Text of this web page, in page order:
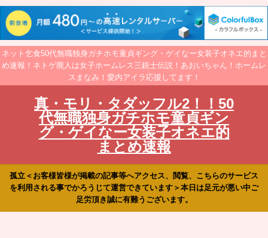
ネット乞食50代無職独身ガチホモ童貞ギング・ゲイなー女装子オネエ的まと
め速報！ネトゲ廃人は女子ホームレス三銃士伝説！あおいちゃん！ホームレ
スまなみ！愛内アイラ応援してます！
真・モリ・タダッフル2！！50
代無職独身ガチホモ童貞ギン
グ・ゲイなー女装子オネエ的
まとめ速報
孤立＜お客様皆様が掲載の記事等へアクセス、閲覧、こちらのサービス
を利用される事でかろうじて運営できています＞本日は足元が悪い中ご
足労頂き誠に有難うございます。